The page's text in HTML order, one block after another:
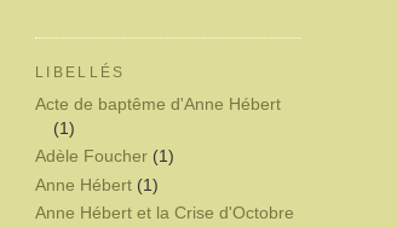
LIBELLÉS
Acte de baptême d'Anne Hébert
(1)
Adèle Foucher (1)
Anne Hébert (1)
Anne Hébert et la Crise d'Octobre